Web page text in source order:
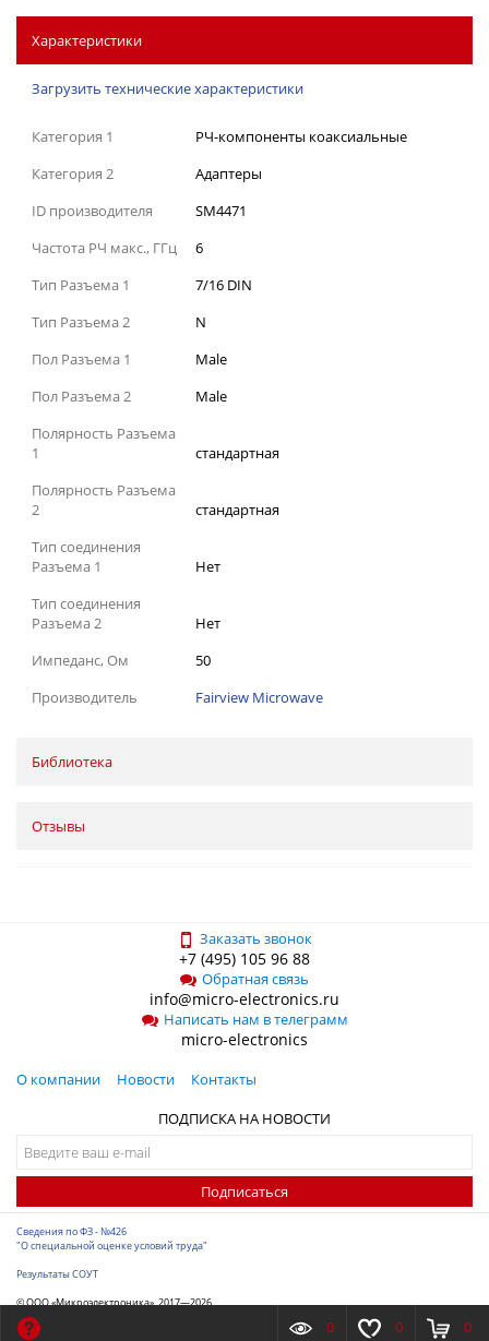
Характеристики
Загрузить технические характеристики
Категория 1
РЧ-компоненты коаксиальные
Категория 2
Адаптеры
ID производителя
SM4471
Частота РЧ макс., ГГц
6
Тип Разъема 1
7/16 DIN
Тип Разъема 2
N
Пол Разъема 1
Male
Пол Разъема 2
Male
Полярность Разъема
1
стандартная
Полярность Разъема
2
стандартная
Тип соединения
Разъема 1
Нет
Тип соединения
Разъема 2
Нет
Импеданс, Ом
50
Производитель
Fairview Microwave
Библиотека
Отзывы
Заказать звонок
+7 (495) 105 96 88
Обратная связь
info@micro-electronics.ru
Написать нам в телеграмм
micro-electronics
О компании Новости
Контакты
ПОДПИСКА НА НОВОСТИ
Подписаться
Сведения по ФЗ - №426
"О специальной оценке условий труда"
Результаты СОУТ
© ООО «Микроэлектроника», 2017—2026
Разработка сайта
0 0 0